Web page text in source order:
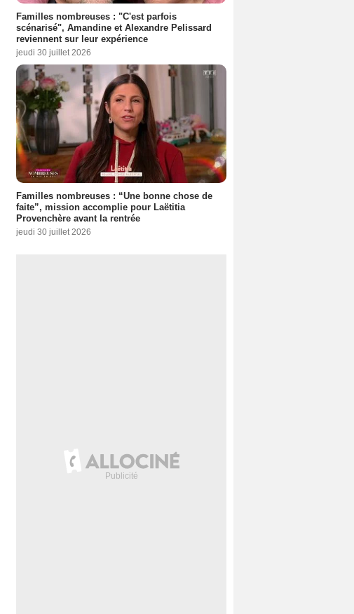
Familles nombreuses : "C'est parfois
scénarisé", Amandine et Alexandre Pelissard
reviennent sur leur expérience
jeudi 30 juillet 2026
Familles nombreuses : “Une bonne chose de
faite”, mission accomplie pour Laëtitia
Provenchère avant la rentrée
jeudi 30 juillet 2026